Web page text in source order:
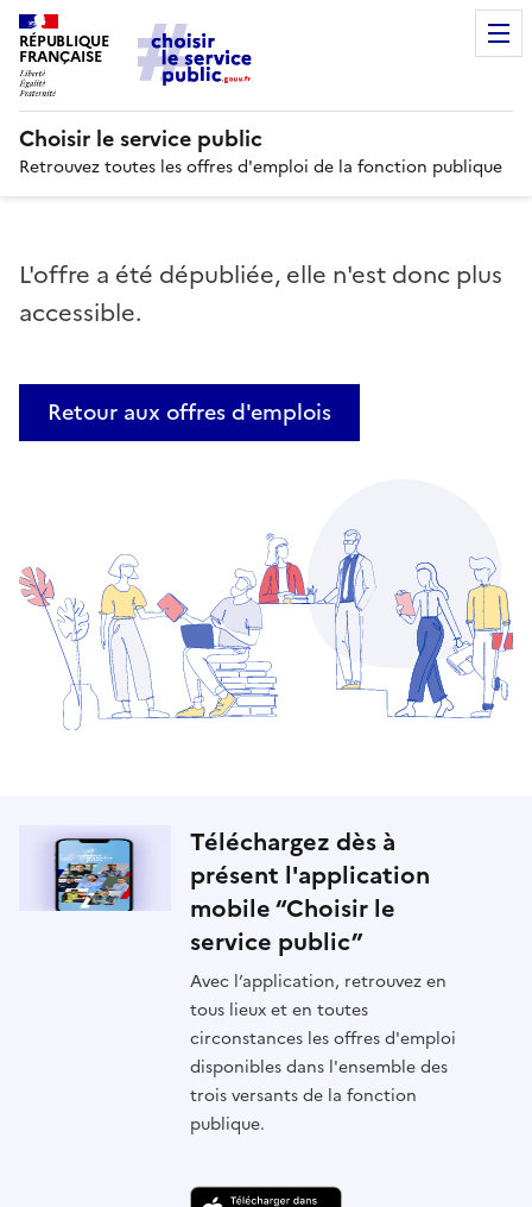
RÉPUBLIQUE
FRANÇAISE
Choisir le service public
Retrouvez toutes les offres d'emploi de la fonction publique
L'offre a été dépubliée, elle n'est donc plus
accessible.
Retour aux offres d'emplois
Téléchargez dès à
présent l'application
mobile “Choisir le
service public”
Avec l’application, retrouvez en
tous lieux et en toutes
circonstances les offres d'emploi
disponibles dans l'ensemble des
trois versants de la fonction
publique.